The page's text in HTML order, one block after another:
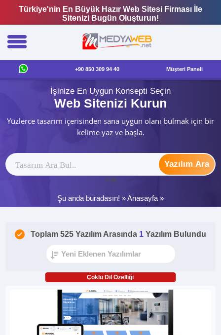
Türkiye'nin En Büyük Hazır Web Sitesi Firması İle
Sitenizi Bugün Oluşturun!
+90 850 309 94 40 Müşteri Paneli
İşinize En Uygun Konsepti Seçin
Web Sitenizi Kurun
Yüzlerce tasarım içerisinden sana uygun olanı bulmak için bir
kelime yaz ve başla.
Yazılım Ara
ytag
Şu anda buradasın! »Anasayfa »
Toplam 525 Yazılım Arasında 1 Yazılım Bulundu
Çoklu Dil Özelliği